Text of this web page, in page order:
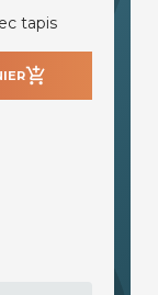
tapis
add_shopping_cart